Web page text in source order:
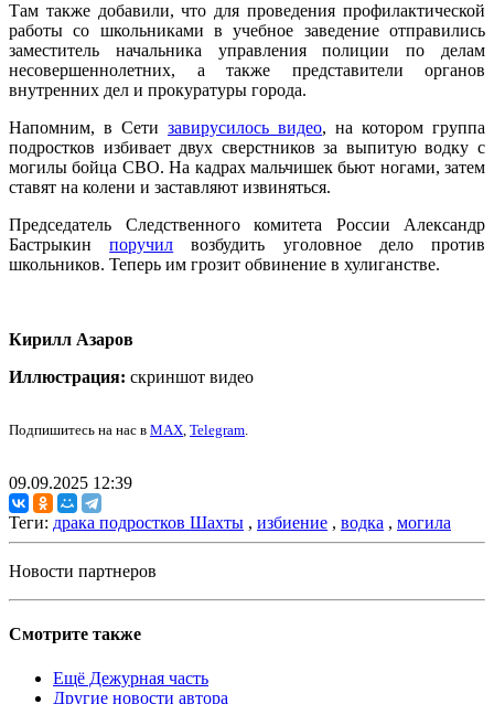
Там также добавили, что для проведения профилактической
работы со школьниками в учебное заведение отправились
заместитель начальника управления полиции по делам
несовершеннолетних, а также представители органов
внутренних дел и прокуратуры города.
Напомним, в Сети завирусилось видео, на котором группа
подростков избивает двух сверстников за выпитую водку с
могилы бойца СВО. На кадрах мальчишек бьют ногами, затем
ставят на колени и заставляют извиняться.
Председатель Следственного комитета России Александр
Бастрыкинпоручил возбудить уголовное дело против
школьников. Теперь им грозит обвинение в хулиганстве.
Кирилл Азаров
Иллюстрация: скриншот видео
Подпишитесь на нас в MAX, Telegram.
09.09.2025 12:39
Теги: драка подростков Шахты , избиение , водка , могила
Новости партнеров
Смотрите также
Ещё Дежурная часть
Другие новости автора